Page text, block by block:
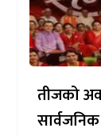
तीजको